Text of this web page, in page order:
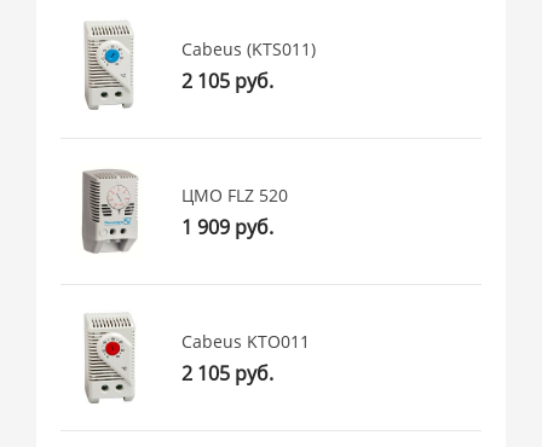
Cabeus (KTS011)
2 105 руб.
ЦМО FLZ 520
1 909 руб.
Cabeus KTO011
2 105 руб.